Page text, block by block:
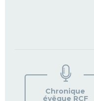
Chronique
évêque RCF